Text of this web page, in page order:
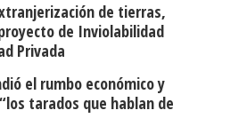
de tierras,
de Inviolabilidad
Privada
el rumbo económico y
tarados que hablan de